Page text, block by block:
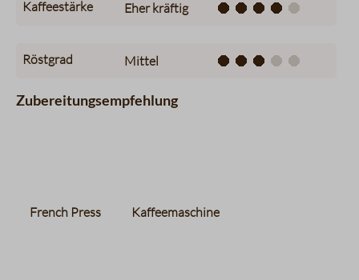
Kaffeestärke Eher kräftig
Röstgrad Mittel
Zubereitungsempfehlung
French Press Kaffeemaschine